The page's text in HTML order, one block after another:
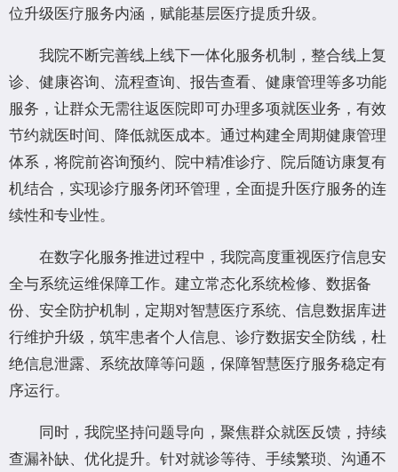
位升级医疗服务内涵，赋能基层医疗提质升级。
我院不断完善线上线下一体化服务机制，整合线上复
诊、健康咨询、流程查询、报告查看、健康管理等多功能
服务，让群众无需往返医院即可办理多项就医业务，有效
节约就医时间、降低就医成本。通过构建全周期健康管理
体系，将院前咨询预约、院中精准诊疗、院后随访康复有
机结合，实现诊疗服务闭环管理，全面提升医疗服务的连
续性和专业性。
在数字化服务推进过程中，我院高度重视医疗信息安
全与系统运维保障工作。建立常态化系统检修、数据备
份、安全防护机制，定期对智慧医疗系统、信息数据库进
行维护升级，筑牢患者个人信息、诊疗数据安全防线，杜
绝信息泄露、系统故障等问题，保障智慧医疗服务稳定有
序运行。
同时，我院坚持问题导向，聚焦群众就医反馈，持续
查漏补缺、优化提升。针对就诊等待、手续繁琐、沟通不